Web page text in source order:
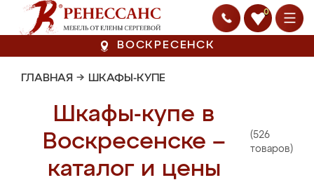
0
ВОСКРЕСЕНСК
ГЛАВНАЯ → ШКАФЫ-КУПЕ
Шкафы-купе в
Воскресенске –
каталог и цены
(526
товаров)